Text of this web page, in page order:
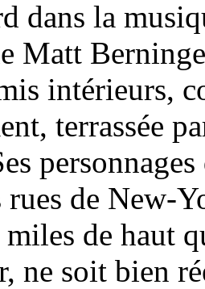
dans la
Matt
intérieurs,
terrassée
rues de New-
miles de haut
ne soit bien